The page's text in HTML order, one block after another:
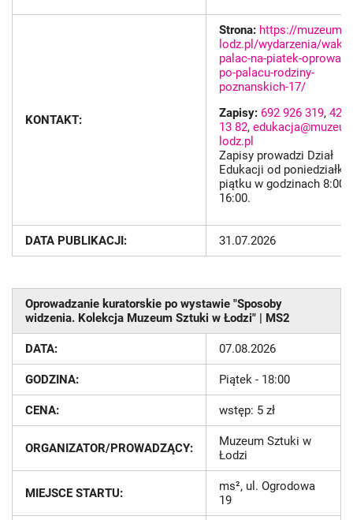
KONTAKT:
Strona: https://muzeum-
lodz.pl/wydarzenia/
palac-na-piatek-
po-palacu-rodziny-
poznanskich-17/
Zapisy: 692 926 319, 42
13 82,
lodz.pl
Zapisy prowadzi Dział
Edukacji od poniedziałku
piątku w godzinach 8:00-
16:00.
DATA PUBLIKACJI: 31.07.2026
Oprowadzanie kuratorskie po wystawie "Sposoby
widzenia. Kolekcja Muzeum Sztuki w Łodzi" | MS2
DATA: 07.08.2026
GODZINA: Piątek - 18:00
CENA: wstęp: 5 zł
ORGANIZATOR/PROWADZĄCY:
Muzeum Sztuki w
Łodzi
MIEJSCE STARTU:
ms², ul. Ogrodowa
19